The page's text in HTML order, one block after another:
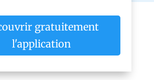
gratuitement
l'application